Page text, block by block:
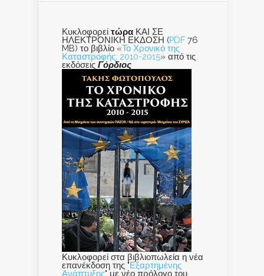
Κυκλοφορεί τώρα ΚΑΙ ΣΕ
ΗΛΕΚΤΡΟΝΙΚΗ ΕΚΔΟΣΗ (PDF 76
MB) το βιβλίο «Το Χρονικό της
Καταστροφής: 2010-2015» από τις
εκδόσεις Γόρδιος
Κυκλοφορεί στα βιβλιοπωλεία η νέα
επανέκδοση της "Εξαρτημένης
Ανάπτυξης" με νέο πρόλογο του